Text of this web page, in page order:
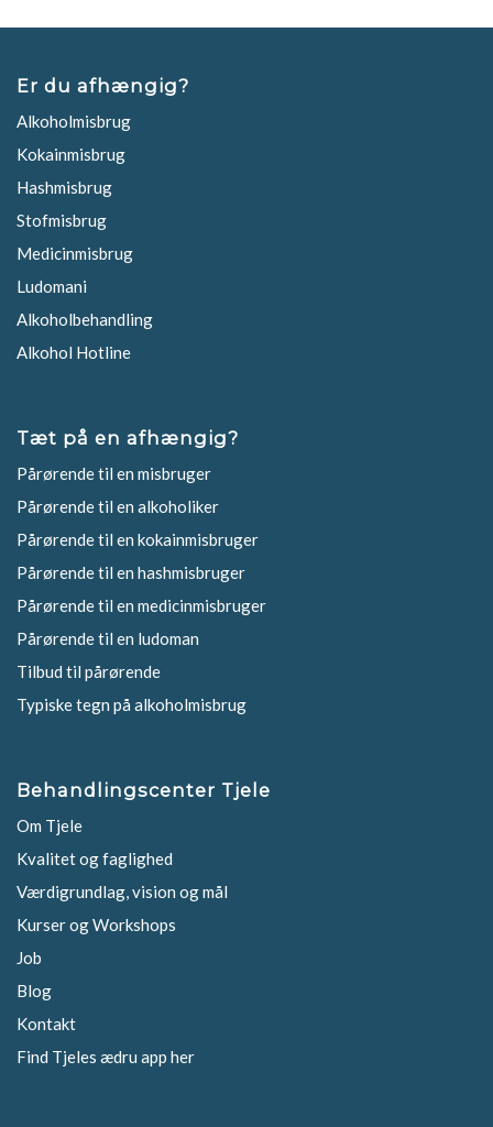
Er du afhængig?
Alkoholmisbrug
Kokainmisbrug
Hashmisbrug
Stofmisbrug
Medicinmisbrug
Ludomani
Alkoholbehandling
Alkohol Hotline
Tæt på en afhængig?
Pårørende til en misbruger
Pårørende til en alkoholiker
Pårørende til en kokainmisbruger
Pårørende til en hashmisbruger
Pårørende til en medicinmisbruger
Pårørende til en ludoman
Tilbud til pårørende
Typiske tegn på alkoholmisbrug
Behandlingscenter Tjele
Om Tjele
Kvalitet og faglighed
Værdigrundlag, vision og mål
Kurser og Workshops
Job
Blog
Kontakt
Find Tjeles ædru app her